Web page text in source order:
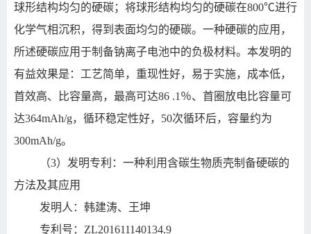
球形结构均匀的硬碳；将球形结构均匀的硬碳在800℃进行
化学气相沉积，得到表面均匀的硬碳。一种硬碳的应用，
所述硬碳应用于制备钠离子电池中的负极材料。本发明的
有益效果是：工艺简单，重现性好，易于实施，成本低，
首效高、比容量高，最高可达86 .1％、首圈放电比容量可
达364mAh/g，循环稳定性好，50次循环后，容量约为
300mAh/g。
（3）发明专利：一种利用含碳生物质壳制备硬碳的
方法及其应用
发明人：韩建涛、王坤
专利号：ZL201611140134.9